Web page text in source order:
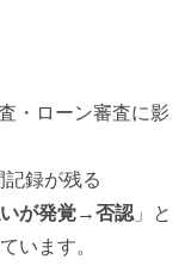
・ローン審査に影
録が残る
いが発覚→否認」と
います。